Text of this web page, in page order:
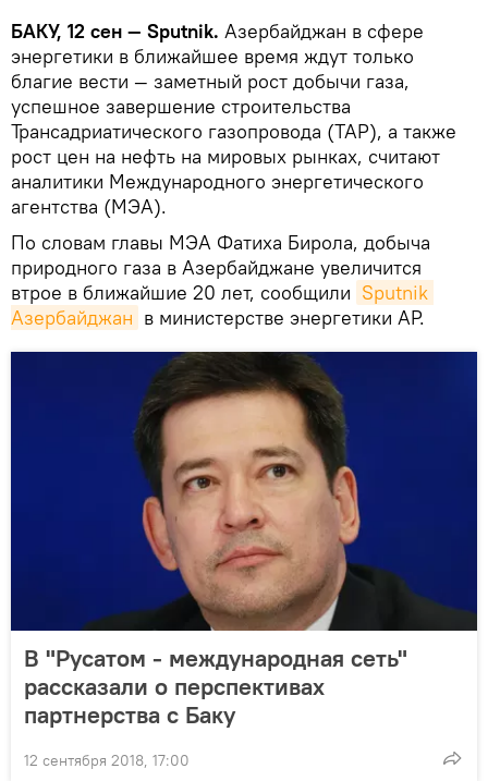
БАКУ, 12 сен — Sputnik. Азербайджан в сфере
энергетики в ближайшее время ждут только
благие вести — заметный рост добычи газа,
успешное завершение строительства
Трансадриатического газопровода (TAP), а также
рост цен на нефть на мировых рынках, считают
аналитики Международного энергетического
агентства (МЭА).
По словам главы МЭА Фатиха Бирола, добыча
природного газа в Азербайджане увеличится
втрое в ближайшие 20 лет, сообщили Sputnik
Азербайджан в министерстве энергетики АР.
В "Русатом - международная сеть"
рассказали о перспективах
партнерства с Баку
12 сентября 2018, 17:00